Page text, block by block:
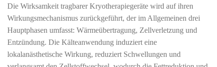
Die Wirksamkeit tragbarer Kryotherapiegeräte wird auf ihren
Wirkungsmechanismus zurückgeführt, der im Allgemeinen drei
Hauptphasen umfasst: Wärmeübertragung, Zellverletzung und
Entzündung. Die Kälteanwendung induziert eine
lokalanästhetische Wirkung, reduziert Schwellungen und